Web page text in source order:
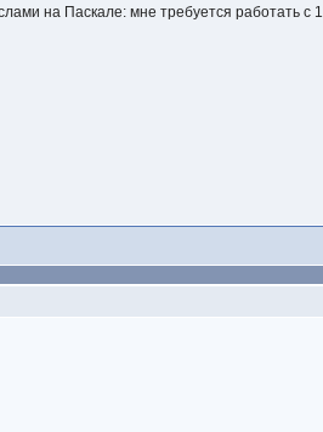
на Паскале: мне требуется работать